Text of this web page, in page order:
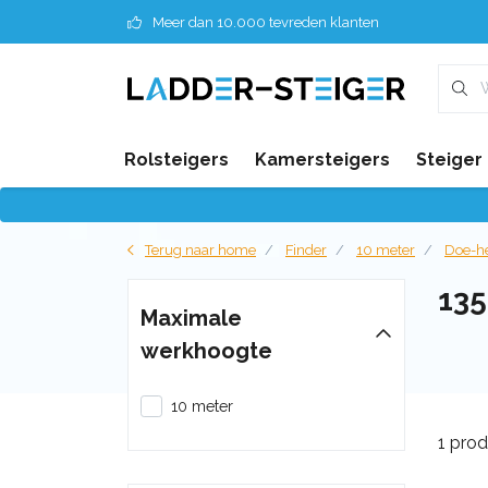
Meer dan 10.000 tevreden klanten
Rolsteigers Kamersteigers Steiger
Terug naar home Finder 10 meter Doe-
1
Maximale
werkhoogte
10 meter